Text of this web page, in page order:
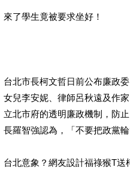
來了學生竟被要求坐好！
台北市長柯文哲日前公布廉政
女兒李安妮、律師呂秋遠及作
立北市府的透明廉政機制，防
長羅智強認為，「不要把政黨
台北意象？網友設計福祿猴T送